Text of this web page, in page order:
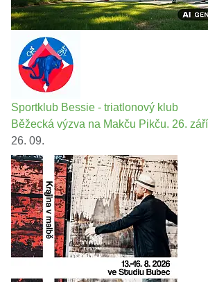
Sportklub Bessie - triatlonový klub
Běžecká výzva na Makču Pikču. 26. září
26. 09.